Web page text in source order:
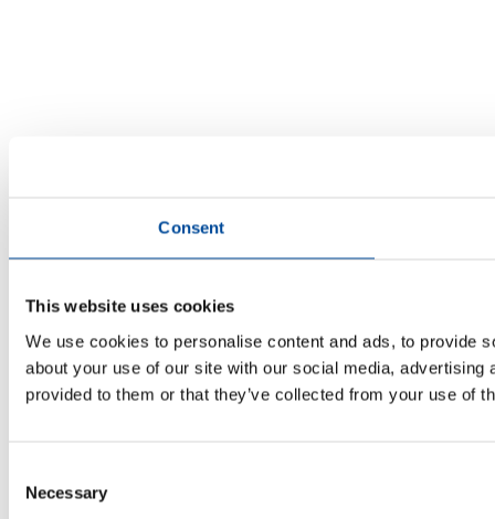
Consent
This website uses cookies
We use cookies to personalise content and ads, to provide
about your use of our site with our social media,
provided to them or that they’ve collected from your use of
Selection
Necessary